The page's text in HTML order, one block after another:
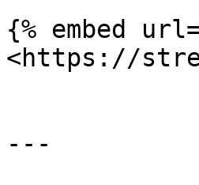
{% embed
<https://
---